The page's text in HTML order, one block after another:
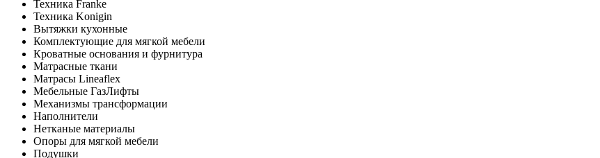
Техника Franke
Техника Konigin
Вытяжки кухонные
Комплектующие для мягкой мебели
Кроватные основания и фурнитура
Матрасные ткани
Матрасы Lineaflex
Мебельные ГазЛифты
Механизмы трансформации
Наполнители
Нетканые материалы
Опоры для мягкой мебели
Подушки